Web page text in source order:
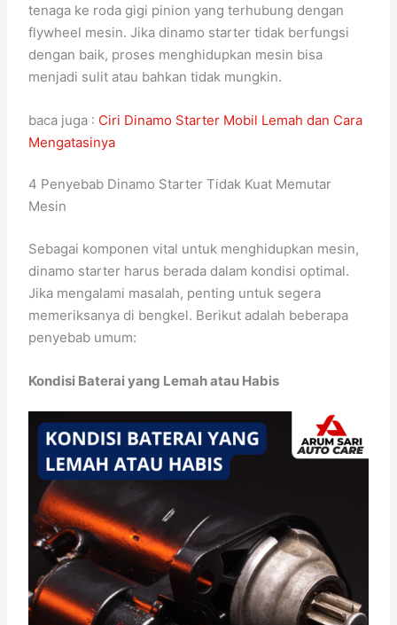
tenaga ke roda gigi pinion yang terhubung dengan
flywheel mesin. Jika dinamo starter tidak berfungsi
dengan baik, proses menghidupkan mesin bisa
menjadi sulit atau bahkan tidak mungkin.
baca juga : Ciri Dinamo Starter Mobil Lemah dan Cara
Mengatasinya
4 Penyebab Dinamo Starter Tidak Kuat Memutar
Mesin
Sebagai komponen vital untuk menghidupkan mesin,
dinamo starter harus berada dalam kondisi optimal.
Jika mengalami masalah, penting untuk segera
memeriksanya di bengkel. Berikut adalah beberapa
penyebab umum:
Kondisi Baterai yang Lemah atau Habis